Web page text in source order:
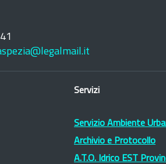
Servizi
Servizio Ambiente
Archivio e Protocollo
A.T.O. Idrico EST